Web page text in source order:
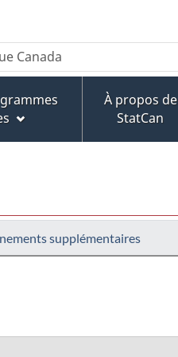
À propos de
StatCan
supplémentaires